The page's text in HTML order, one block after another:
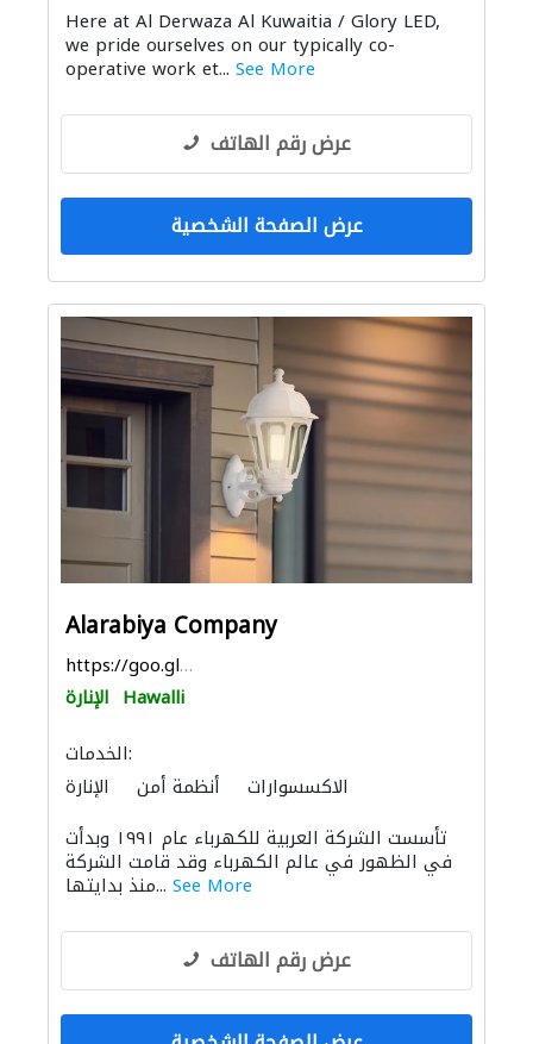
Here at Al Derwaza Al Kuwaitia / Glory LED,
we pride ourselves on our typically co-
operative work et... See More
عرض رقم الهاتف
عرض الصفحة الشخصية
Alarabiya Company
https://goo.gl/maps/V4WoUFgsuW5niqvM9
الإنارة Hawalli
الخدمات:
الإنارة
أنظمة أمن الاكسسوارات
تأسست الشركة العربية للكهرباء عام ١٩٩١ وبدأت
في الظهور في عالم الكهرباء وقد قامت الشركة
منذ بدايتها... See More
عرض رقم الهاتف